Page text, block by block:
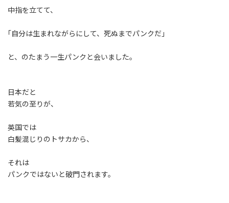
中指を立てて、
｢自分は生まれながらにして、死ぬまでパンクだ｣
と、のたまう一生パンクと会いました。
日本だと
若気の至りが、
英国では
白髪混じりのトサカから、
それは
パンクではないと破門されます。